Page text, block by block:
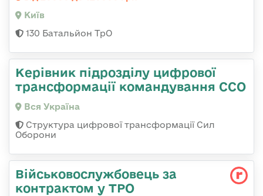
Київ
130 Батальйон ТрО
Керівник підрозділу цифрової
трансформації командування ССО
Вся Україна
Структура цифрової трансформації Сил
Оборони
Військовослужбовець за
контрактом у ТРО